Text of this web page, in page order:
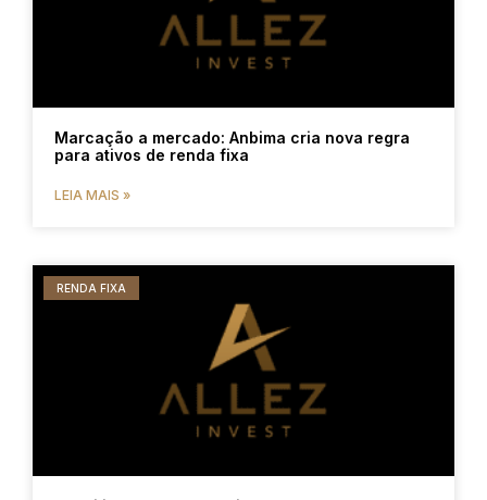
Marcação a mercado: Anbima cria nova regra
para ativos de renda fixa
LEIA MAIS »
RENDA FIXA